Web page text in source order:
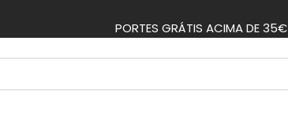
PORTES GRÁTIS ACIMA DE 35€